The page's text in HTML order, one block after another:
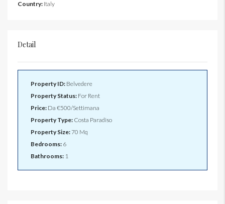
Country: Italy
Detail
Property ID: Belvedere
Property Status: For Rent
Price: Da €500/Settimana
Property Type: Costa Paradiso
Property Size: 70 Mq
Bedrooms: 6
Bathrooms: 1